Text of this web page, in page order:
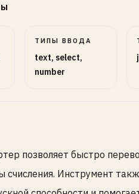
ТИПЫ ВВОДА
text, select,
number
позволяет быстро
счисления. Инструмент